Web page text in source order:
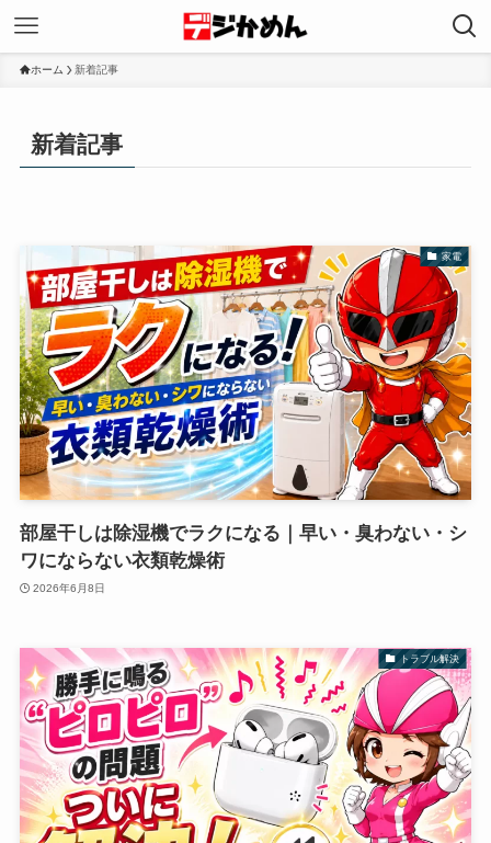
ホーム 新着記事
新着記事
家電
部屋干しは除湿機でラクになる｜早い・臭わない・シ
ワにならない衣類乾燥術
2026年6月8日
トラブル解決